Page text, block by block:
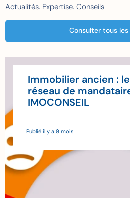
Actualités. Expertise. Conseils
Consulter tous
Immobilier ancien :
réseau de
IMOCONSEIL
Publié il y a 9 mois